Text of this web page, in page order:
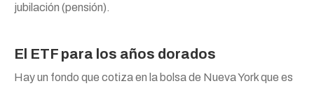
jubilación (pensión).
El ETF para los años dorados
Hay un fondo que cotiza en la bolsa de Nueva York que es